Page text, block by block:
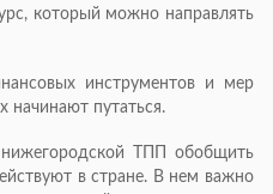
который можно направлять
инструментов и мер
начинают путаться.
ТПП обобщить
в стране. В нем важно